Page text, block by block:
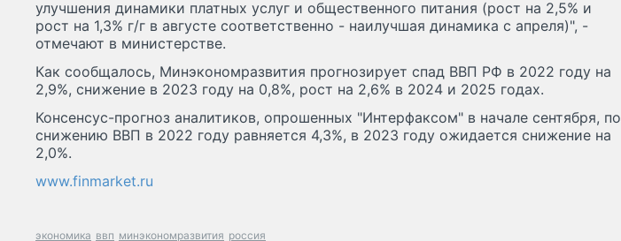
улучшения динамики платных услуг и общественного питания (рост на 2,5% и
рост на 1,3% г/г в августе соответственно - наилучшая динамика с апреля)", -
отмечают в министерстве.
Как сообщалось, Минэкономразвития прогнозирует спад ВВП РФ в 2022 году на
2,9%, снижение в 2023 году на 0,8%, рост на 2,6% в 2024 и 2025 годах.
Консенсус-прогноз аналитиков, опрошенных "Интерфаксом" в начале сентября, по
снижению ВВП в 2022 году равняется 4,3%, в 2023 году ожидается снижение на
2,0%.
www.finmarket.ru
экономика ввп минэкономразвития россия